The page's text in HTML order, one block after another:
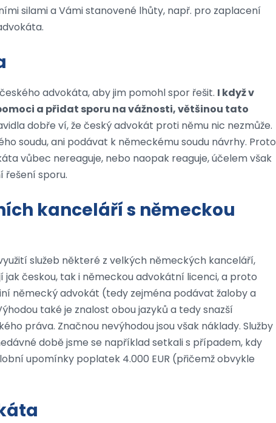
silami a Vámi stanovené lhůty, např. pro zaplacení
advokáta, aby jim pomohl spor řešit. I když v
a přidat sporu na vážnosti, většinou tato
dobře ví, že český advokát proti němu nic nezmůže.
soudu, ani podávat k německému soudu návrhy. Proto
vůbec nereaguje, nebo naopak reaguje, účelem však
řešení sporu.
kanceláří s německou
služeb některé z velkých německých kanceláří,
českou, tak i německou advokátní licenci, a proto
německý advokát (tedy zejména podávat žaloby a
také je znalost obou jazyků a tedy snazší
práva. Značnou nevýhodou jsou však náklady. Služby
době jsme se například setkali s případem, kdy
upomínky poplatek 4.000 EUR (přičemž obvykle